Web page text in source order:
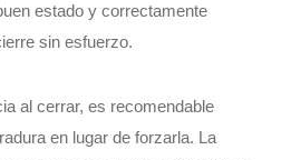
estado y correctamente
sin esfuerzo.
al cerrar, es recomendable
en lugar de forzarla. La